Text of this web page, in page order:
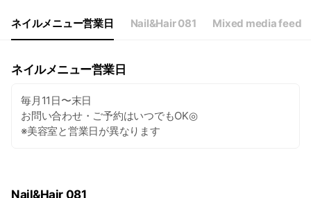
Sat
10:00 - 21:00
最終受付18:00 / 美容室は不定休
ネイルメニュー営業日 Nail&Hair 081 Mixed media feed
ネイルメニュー営業日
毎月11日〜末日
お問い合わせ・ご予約はいつでもOK◎
※美容室と営業日が異なります
Nail&Hair 081